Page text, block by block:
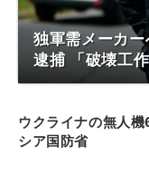
独軍需メーカ
逮捕 「破壊工
ウクライナの無人
シア国防省